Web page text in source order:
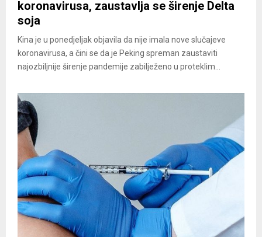
koronavirusa, zaustavlja se širenje Delta
soja
Kina je u ponedjeljak objavila da nije imala nove slučajeve
koronavirusa, a čini se da je Peking spreman zaustaviti
najozbiljnije širenje pandemije zabilježeno u proteklim...